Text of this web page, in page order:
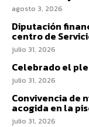
agosto 3, 2026
Diputación
centro de
julio 31, 2026
Celebrado el
julio 31, 2026
Convivencia de
acogida en la
julio 31, 2026